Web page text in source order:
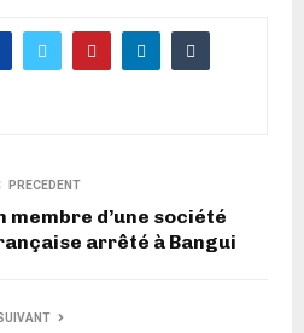
PRECEDENT
membre d’une société
arrêté à Bangui